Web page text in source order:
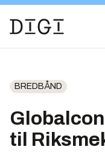
BREDBÅND
til